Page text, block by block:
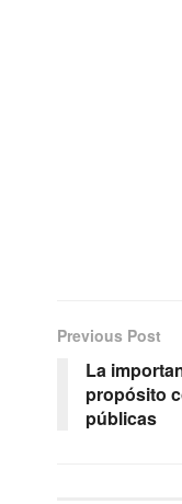
Previous Post
La
propósito
públicas